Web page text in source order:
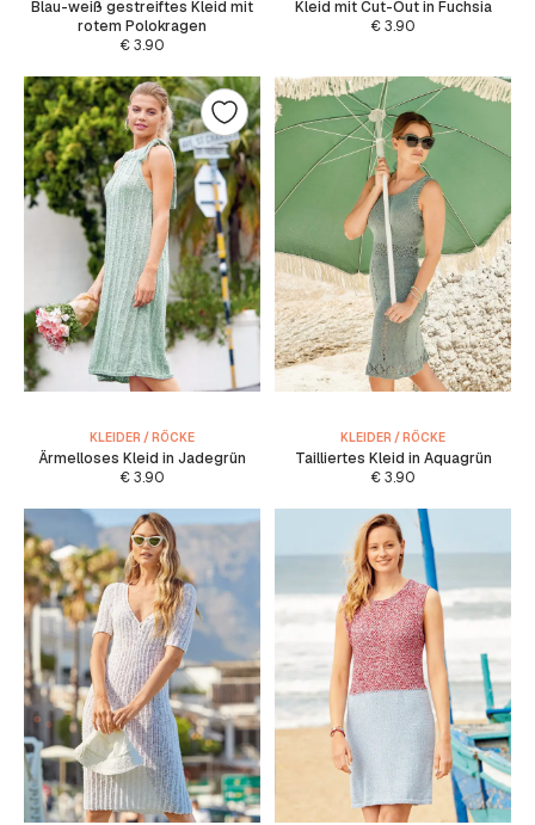
Blau-weiß gestreiftes Kleid mit
rotem Polokragen
€3.90
Kleid mit Cut-Out in Fuchsia
€3.90
KLEIDER / RÖCKE
Ärmelloses Kleid in Jadegrün
€3.90
KLEIDER / RÖCKE
Tailliertes Kleid in Aquagrün
€3.90